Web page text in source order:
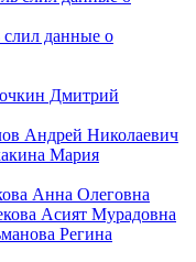
данные о
Дмитрий
Андрей Николаевич
Мария
Анна Олеговна
Асият Мурадовна
Регина